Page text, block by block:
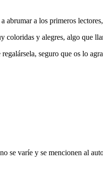
abrumar a los primeros
y alegres, algo que
seguro que os lo
se varíe y se mencionen al